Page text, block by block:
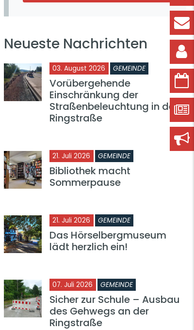
Neueste Nachrichten
03. August 2026 GEMEINDE
Vorübergehende
Einschränkung der
Straßenbeleuchtung in der
Ringstraße
21. Juli 2026 GEMEINDE
Bibliothek macht
Sommerpause
21. Juli 2026 GEMEINDE
Das Hörselbergmuseum
lädt herzlich ein!
07. Juli 2026 GEMEINDE
Sicher zur Schule – Ausbau
des Gehwegs an der
Ringstraße